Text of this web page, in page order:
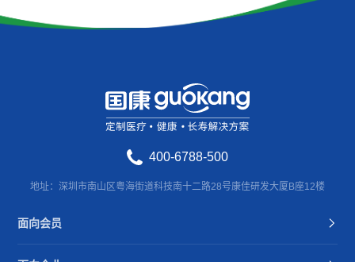
400-6788-500
地址：深圳市南山区粤海街道科技南十二路28号康佳研发大厦B座12楼
面向会员